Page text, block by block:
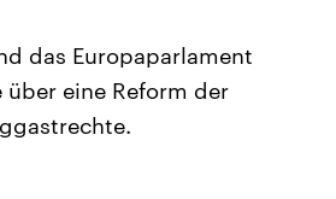
das Europaparlament
eine Reform der